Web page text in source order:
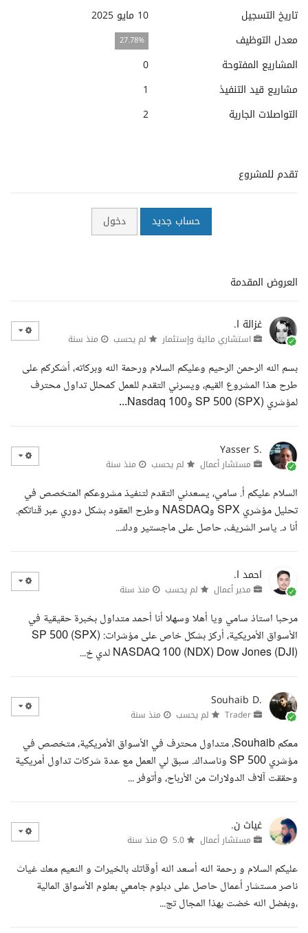
تاريخ التسجيل
10 مايو 2025
معدل التوظيف
27.78%
المشاريع المفتوحة
0
مشاريع قيد التنفيذ
1
التواصلات الجارية
2
تقدم للمشروع
حساب جديد دخول
العروض المقدمة
غزالة ا.
استشاري مالية وإستثمار لم يحسب منذ سنة
بسم الله الرحمن الرحيم وعليكم السلام ورحمة الله وبركاته، أشكركم على
طرح هذا المشروع القيم، ويسرني التقدم للعمل كمحلل تداول محترف
لمؤشري SP 500 (SPX) وNasdaq 100...
Yasser S.
مستشار أعمال لم يحسب منذ سنة
السلام عليكم أ. سامي، يسعدني التقدم لتنفيذ مشروعكم المتخصص في
تحليل مؤشري SPX وNASDAQ وطرح العقود بشكل دوري عبر قناتكم.
أنا د. ياسر الشريف، حاصل على ماجستير ودك...
احمد ا.
مدير أعمال لم يحسب منذ سنة
مرحبا استاذ سامي ويا أهلا وسهلا أنا أحمد متداول بخبرة حقيقية في
الأسواق الأمريكية، أركز بشكل خاص على مؤشرات: SP 500 (SPX)
NASDAQ 100 (NDX) Dow Jones (DJI) لدي خ...
Souhaib D.
لم يحسب منذ سنة
معكم Souhaib، متداول محترف في الأسواق الأمريكية، متخصص في
مؤشري SP 500 وناسداك. سبق لي العمل مع عدة شركات تداول أمريكية
وحققت آلاف الدولارات من الأرباح، وأتوفر ...
غياث ن.
مستشار أعمال منذ سنة
عليكم السلام و رحمة الله أسعد الله أوقاتك بالخيرات و النعيم معك غياث
ناصر مستشار أعمال حاصل على دبلوم جامعي بعلوم الأسواق المالية
،وبفضل الله خضت بهذا المجال تج...